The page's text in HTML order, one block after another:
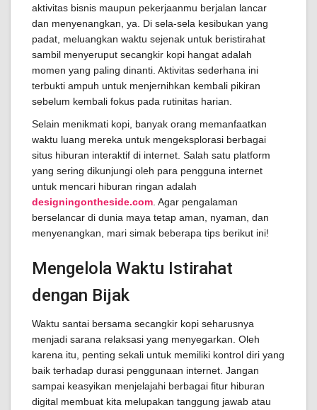
aktivitas bisnis maupun pekerjaanmu berjalan lancar
dan menyenangkan, ya. Di sela-sela kesibukan yang
padat, meluangkan waktu sejenak untuk beristirahat
sambil menyeruput secangkir kopi hangat adalah
momen yang paling dinanti. Aktivitas sederhana ini
terbukti ampuh untuk menjernihkan kembali pikiran
sebelum kembali fokus pada rutinitas harian.
Selain menikmati kopi, banyak orang memanfaatkan
waktu luang mereka untuk mengeksplorasi berbagai
situs hiburan interaktif di internet. Salah satu platform
yang sering dikunjungi oleh para pengguna internet
untuk mencari hiburan ringan adalah
designingontheside.com . Agar pengalaman
berselancar di dunia maya tetap aman, nyaman, dan
menyenangkan, mari simak beberapa tips berikut ini!
Mengelola Waktu Istirahat
dengan Bijak
Waktu santai bersama secangkir kopi seharusnya
menjadi sarana relaksasi yang menyegarkan. Oleh
karena itu, penting sekali untuk memiliki kontrol diri yang
baik terhadap durasi penggunaan internet. Jangan
sampai keasyikan menjelajahi berbagai fitur hiburan
digital membuat kita melupakan tanggung jawab atau